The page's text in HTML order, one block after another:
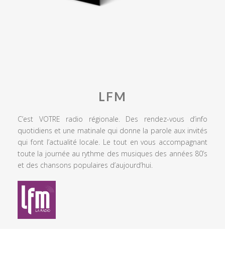
LFM
C’est VOTRE radio régionale. Des rendez-vous d’info
quotidiens et une matinale qui donne la parole aux invités
qui font l’actualité locale. Le tout en vous accompagnant
toute la journée au rythme des musiques des années 80’s
et des chansons populaires d’aujourd’hui.